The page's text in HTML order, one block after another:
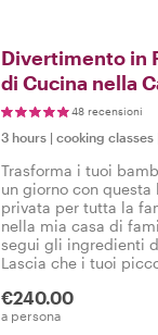
Divertimento in
di Cucina nella
Dubrovnik48 recensioni
3 hours | cooking classes
Trasforma i tuoi
un giorno con
privata per tutta la
nella mia casa di
segui gli ingredienti
Lascia che i tuoi
tutti insieme.
€240.00
a persona